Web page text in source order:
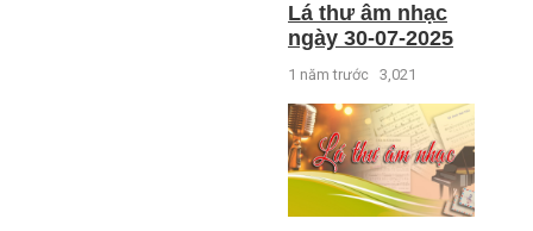
Lá thư âm nhạc
ngày 30-07-2025
1 năm trước 3,021